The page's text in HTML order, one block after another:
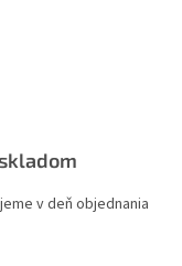
v deň objednania